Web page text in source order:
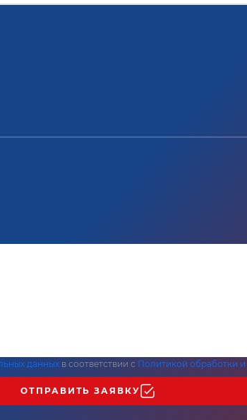
данных в соответствии с Политикой обработки
ОТПРАВИТЬ ЗАЯВКУ